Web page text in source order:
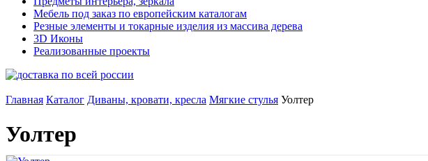
Мебель под заказ по европейским каталогам
Резные элементы и токарные изделия из массива дерева
3D Иконы
Реализованные проекты
Главная Каталог Диваны, кровати, кресла Мягкие стулья Уолтер
Уолтер